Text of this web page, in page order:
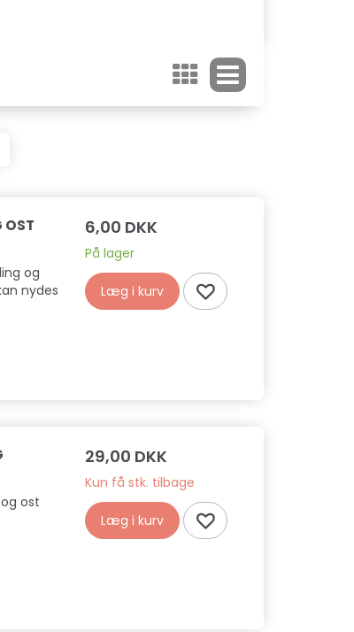
OST
og
nydes
6,00 DKK
På lager
Læg i kurv
ost
29,00 DKK
Kun få stk. tilbage
Læg i kurv